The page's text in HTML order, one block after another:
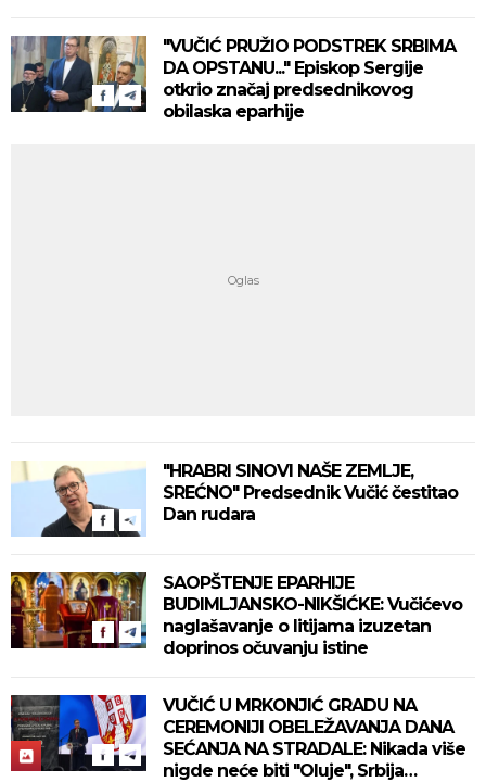
"VUČIĆ PRUŽIO PODSTREK SRBIMA
DA OPSTANU..." Episkop Sergije
otkrio značaj predsednikovog
obilaska eparhije
"HRABRI SINOVI NAŠE ZEMLJE,
SREĆNO" Predsednik Vučić čestitao
Dan rudara
SAOPŠTENJE EPARHIJE
BUDIMLJANSKO-NIKŠIĆKE: Vučićevo
naglašavanje o litijama izuzetan
doprinos očuvanju istine
VUČIĆ U MRKONJIĆ GRADU NA
CEREMONIJI OBELEŽAVANJA DANA
SEĆANJA NA STRADALE: Nikada više
nigde neće biti "Oluje", Srbija